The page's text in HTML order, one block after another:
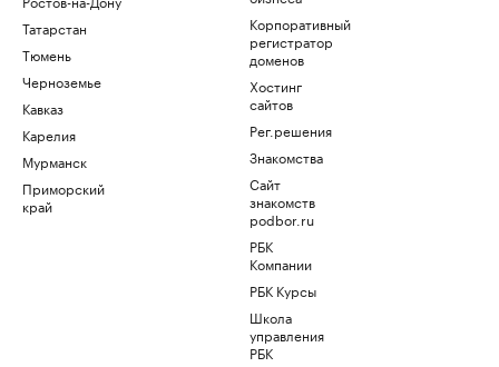
Татарстан
Тюмень
Черноземье
Кавказ
Карелия
Мурманск
Приморский
край
Корпоративный
регистратор
доменов
Хостинг
сайтов
Рег.решения
Знакомства
Сайт
знакомств
podbor.ru
РБК
Компании
РБК Курсы
Школа
управления
РБК